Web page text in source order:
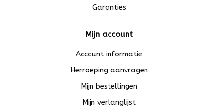
Garanties
Mijn account
Account informatie
Herroeping aanvragen
Mijn bestellingen
Mijn verlanglijst